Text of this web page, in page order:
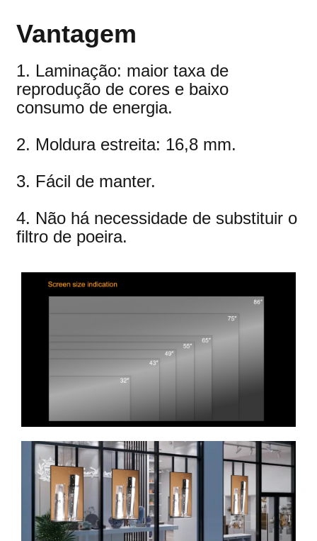
Vantagem
1. Laminação: maior taxa de
reprodução de cores e baixo
consumo de energia.
2. Moldura estreita: 16,8 mm.
3. Fácil de manter.
4. Não há necessidade de substituir o
filtro de poeira.